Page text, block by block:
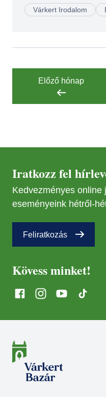
Várkert Irodalom
Előző hónap
Iratkozz fel
Kedvezményes online
eseményeink hétről-
Feliratkozás
Kövess minket!